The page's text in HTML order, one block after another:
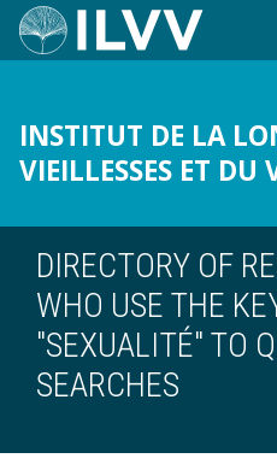
Skip
INSTITUT DE LA
VIEILLESSES ET DU
DIRECTORY OF
WHO USE THE
"SEXUALITÉ" TO
SEARCHES